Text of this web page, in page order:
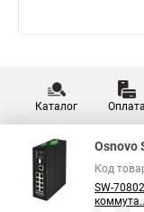
Каталог Оплата
Osnovo
Код
SW-